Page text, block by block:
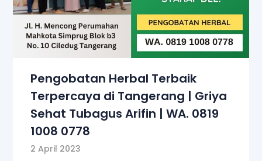
Pengobatan Herbal Terbaik
Terpercaya di Tangerang | Griya
Sehat Tubagus Arifin | WA. 0819
1008 0778
2 April 2023